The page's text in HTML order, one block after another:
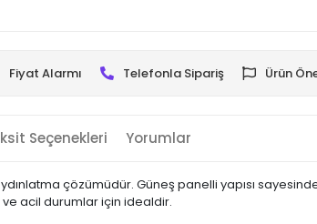
Fiyat Alarmı Telefonla Sipariş Ürün
Seçenekleri Yorumlar
çözümüdür. Güneş panelli yapısı
ve acil durumlar için idealdir.